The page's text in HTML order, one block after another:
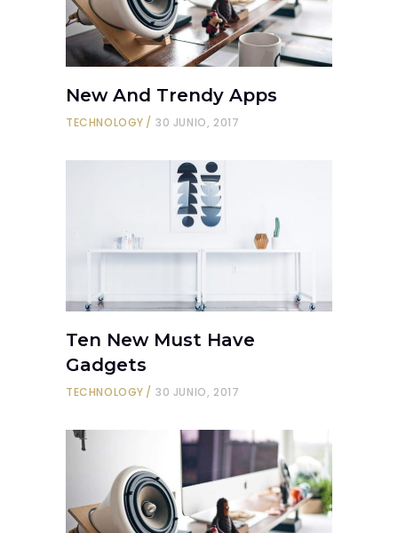
New And Trendy Apps
TECHNOLOGY 30 JUNIO, 2017
Ten New Must Have
Gadgets
TECHNOLOGY 30 JUNIO, 2017